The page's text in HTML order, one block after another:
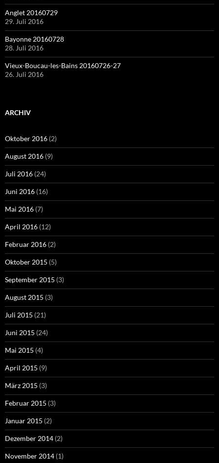
Anglet 20160729
29. Juli 2016
Bayonne 20160728
28. Juli 2016
Vieux-Boucau-les-Bains 20160726-27
26. Juli 2016
ARCHIV
Oktober 2016 (2)
August 2016 (9)
Juli 2016 (24)
Juni 2016 (16)
Mai 2016 (7)
April 2016 (12)
Februar 2016 (2)
Oktober 2015 (5)
September 2015 (3)
August 2015 (3)
Juli 2015 (21)
Juni 2015 (24)
Mai 2015 (4)
April 2015 (9)
März 2015 (3)
Februar 2015 (3)
Januar 2015 (2)
Dezember 2014 (2)
November 2014 (1)